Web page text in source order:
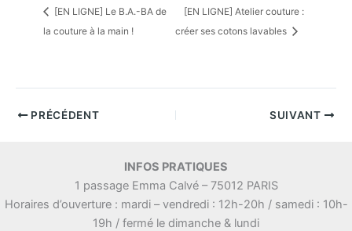
[EN LIGNE] Le B.A.-BA de
la couture à la main !
[EN LIGNE] Atelier couture :
créer ses cotons lavables
PRÉCÉDENT SUIVANT
INFOS PRATIQUES
1 passage Emma Calvé – 75012 PARIS
Horaires d’ouverture : mardi – vendredi : 12h-20h / samedi : 10h-
19h / fermé le dimanche & lundi